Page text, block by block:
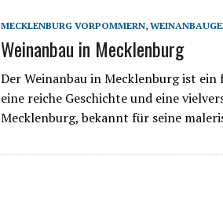
MECKLENBURG VORPOMMERN,
Weinanbau in Mecklenburg
Der Weinanbau in Mecklenburg ist ein
eine reiche Geschichte und eine
Mecklenburg, bekannt für seine